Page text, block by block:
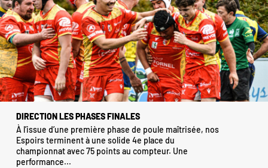
DIRECTION LES PHASES FINALES
À l’issue d’une première phase de poule maîtrisée, nos
Espoirs terminent à une solide 4e place du
championnat avec 75 points au compteur. Une
performance...